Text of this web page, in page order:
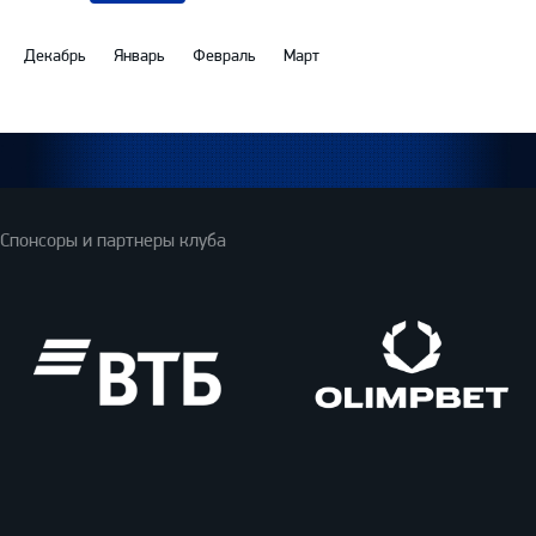
Декабрь Январь Февраль Март
Спонсоры и партнеры клуба